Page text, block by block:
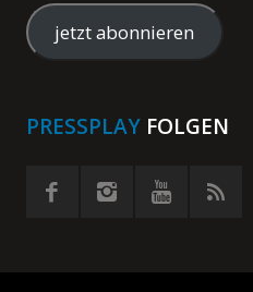
Adresse
eingeben
jetzt abonnieren
PRESSPLAY FOLGEN